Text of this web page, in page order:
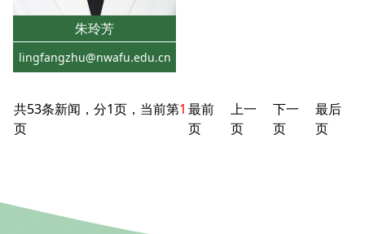
朱玲芳
lingfangzhu@nwafu.edu.cn
共53条新闻，分1页，当前第1
页
最前
页
上一
页
下一
页
最后
页